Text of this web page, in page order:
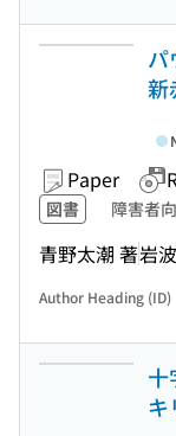
パ
新
Paper
図書 障害者
青野太潮 著岩
Author Heading (ID)
十